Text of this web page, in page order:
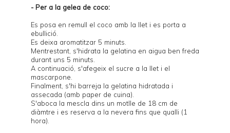
- Per a la gelea de coco:
Es posa en remull el coco amb la llet i es porta a
ebullició.
Es deixa aromatitzar 5 minuts.
Mentrestant, s'hidrata la gelatina en aigua ben freda
durant uns 5 minuts.
A continuació, s'afegeix el sucre a la llet i el
mascarpone.
Finalment, s'hi barreja la gelatina hidratada i
assecada (amb paper de cuina).
S'aboca la mescla dins un motlle de 18 cm de
diàmtre i es reserva a la nevera fins que qualli (1
hora).